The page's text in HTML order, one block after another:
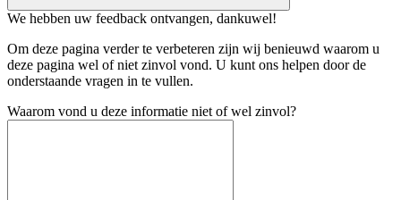
We hebben uw feedback ontvangen, dankuwel!
Om deze pagina verder te verbeteren zijn wij benieuwd waarom u
deze pagina wel of niet zinvol vond. U kunt ons helpen door de
onderstaande vragen in te vullen.
Waarom vond u deze informatie niet of wel zinvol?